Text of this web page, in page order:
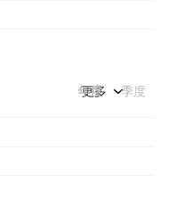
年度 季度
更多